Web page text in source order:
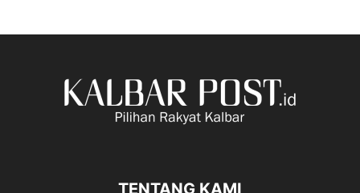
TENTANG KAMI